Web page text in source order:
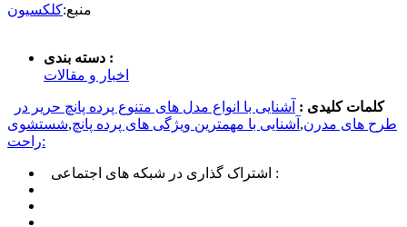
منبع:کلکسیون
دسته بندی :
اخبار و مقالات
کلمات کلیدی : آشنایی با انواع مدل های متنوع پرده پانچ حریر در
طرح های مدرن, آشنایی با مهمترین ویژگی های پرده پانچ,شستشوی
راحت:
اشتراک گذاری در شبکه های اجتماعی :